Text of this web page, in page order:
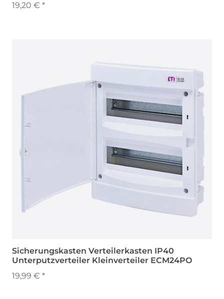
19,20 € *
Sicherungskasten Verteilerkasten IP40
Unterputzverteiler Kleinverteiler ECM24PO
19,99 € *